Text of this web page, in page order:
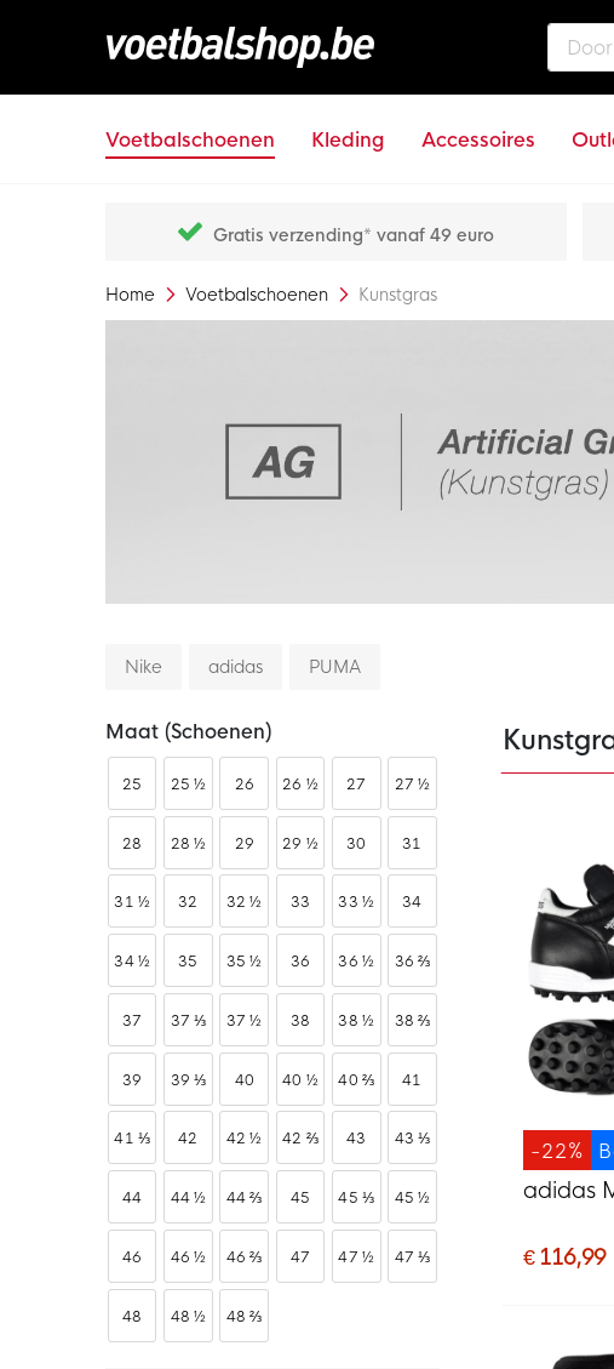
Voetbalschoenen Kleding Accessoires
Gratis verzending* vanaf 49 euro
Home Voetbalschoenen Kunstgras
Nike adidas PUMA
-22%
adidas
€ 116,99
Maat (schoenen)
25 25 ½ 26 26 ½ 27 27 ½
28 28 ½ 29 29 ½ 30 31
31 ½ 32 32 ½ 33 33 ½ 34
34 ½ 35 35 ½ 36 36 ½ 36 ⅔
37 37 ⅓ 37 ½ 38 38 ½ 38 ⅔
39 39 ⅓ 40 40 ½ 40 ⅔ 41
41 ⅓ 42 42 ½ 42 ⅔ 43 43 ⅓
44 44 ½ 44 ⅔ 45 45 ⅓ 45 ½
46 46 ½ 46 ⅔ 47 47 ½ 47 ⅓
48 48 ½ 48 ⅔